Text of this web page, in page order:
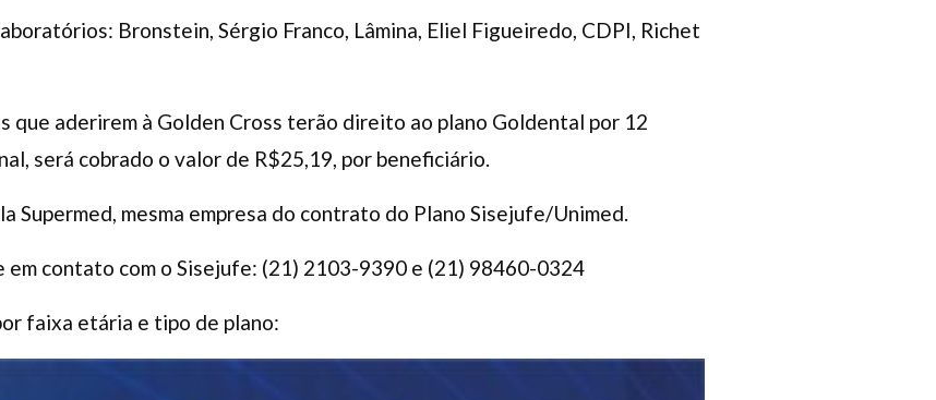
Bronstein, Sérgio Franco, Lâmina, Eliel Figueiredo, CDPI, Richet
que aderirem à Golden Cross terão direito ao plano Goldental por 12
será cobrado o valor de R$25,19, por beneficiário.
Supermed, mesma empresa do contrato do Plano Sisejufe/Unimed.
em contato com o Sisejufe: (21) 2103-9390 e (21) 98460-0324
faixa etária e tipo de plano: